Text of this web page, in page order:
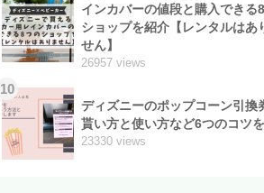
インカバーの値段と購入できる
ショップを紹介【レンタルはあ
せん】
26957 views
10
ディズニーのポップコーン引換
貰い方と使い方など6つのコツ
23330 views